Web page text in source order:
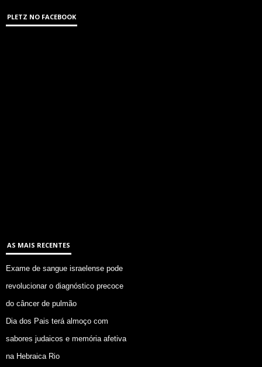
PLETZ NO FACEBOOK
AS MAIS RECENTES
Exame de sangue israelense pode
revolucionar o diagnóstico precoce
do câncer de pulmão
Dia dos Pais terá almoço com
sabores judaicos e memória afetiva
na Hebraica Rio